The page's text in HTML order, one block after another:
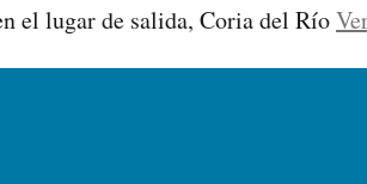
el lugar de salida, Coria del Río